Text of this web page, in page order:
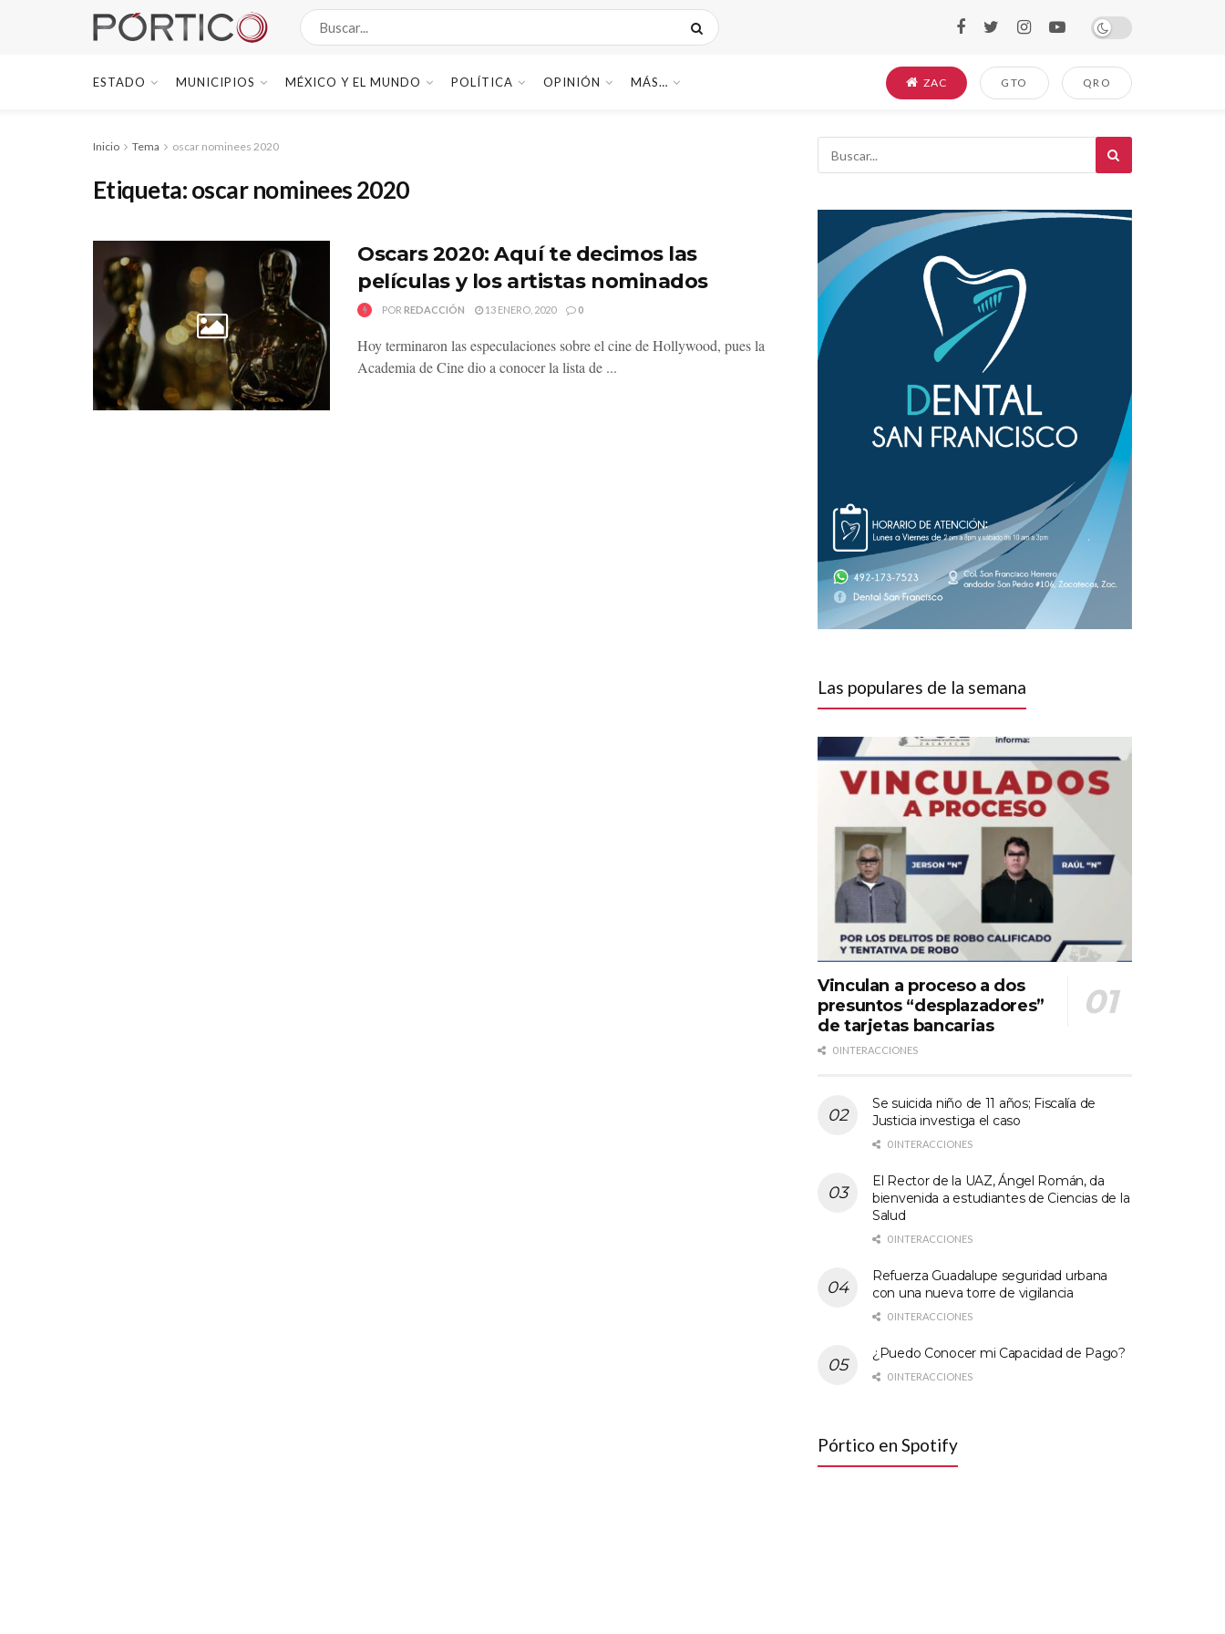
ESTADO MUNICIPIOS MÉXICO Y EL MUNDO POLÍTICA OPINIÓN MÁS… ZAC GTO QRO
Inicio Tema oscar nominees 2020
Etiqueta:oscar nominees 2020
Oscars 2020: Aquí te decimos las
películas y los artistas nominados
POR REDACCIÓN 13 ENERO, 2020 0
Hoy terminaron las especulaciones sobre el cine de Hollywood, pues la
Academia de Cine dio a conocer la lista de ...
Las populares de la semana
Vinculan a proceso a dos
presuntos “desplazadores”
de tarjetas bancarias
0 INTERACCIONES
Se suicida niño de 11 años; Fiscalía de
Justicia investiga el caso
0 INTERACCIONES
El Rector de la UAZ, Ángel Román, da
bienvenida a estudiantes de Ciencias de la
Salud
0 INTERACCIONES
Refuerza Guadalupe seguridad urbana
con una nueva torre de vigilancia
0 INTERACCIONES
¿Puedo Conocer mi Capacidad de Pago?
0 INTERACCIONES
Pórtico en Spotify